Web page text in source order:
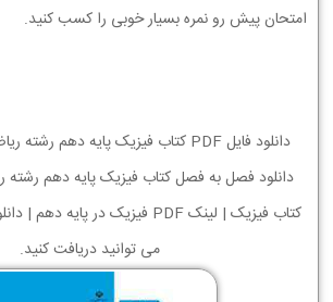
امتحان پیش رو نمره بسیار خوبی را کسب کنید.
دانلود فصل به فصل کتاب فیزیک پایه دهم رشته
می توانید دریافت کنید.